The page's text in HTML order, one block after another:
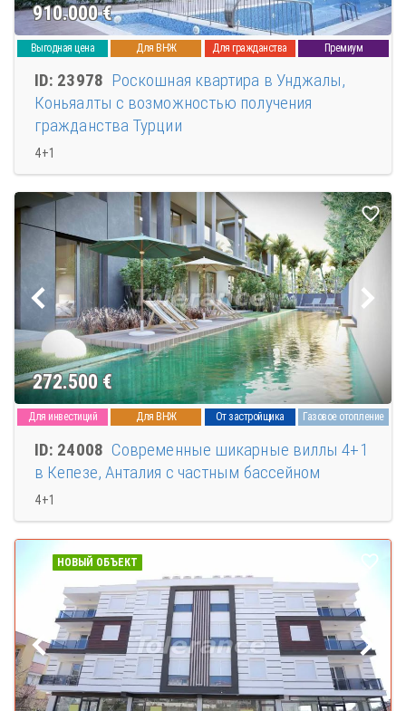
910.000€
Выгодная цена Для ВНЖ Для гражданства Премиум
ID: 23978 Роскошная квартира в Унджалы,
Коньяалты с возможностью получения
гражданства Турции
4+1
272.500€
Для инвестиций Для ВНЖ От застройщика Газовое отопление
ID: 24008 Современные шикарные виллы 4+1
в Кепезе, Анталия с частным бассейном
4+1
НОВЫЙ ОБЪЕКТ